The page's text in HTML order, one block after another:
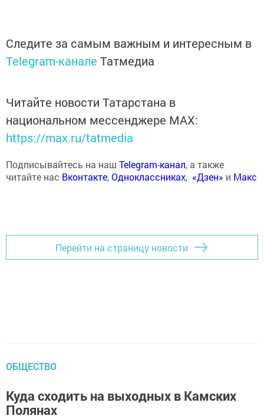
Следите за самым важным и интересным в
Telegram-канале Татмедиа
Читайте новости Татарстана в
национальном мессенджере MАХ:
https://max.ru/tatmedia
Подписывайтесь на наш Telegram-канал, а также
читайте нас Вконтакте,Одноклассниках, «Дзен» и Макс
Перейти на страницу новости
ОБЩЕСТВО
Куда сходить на выходных в Камских
Полянах